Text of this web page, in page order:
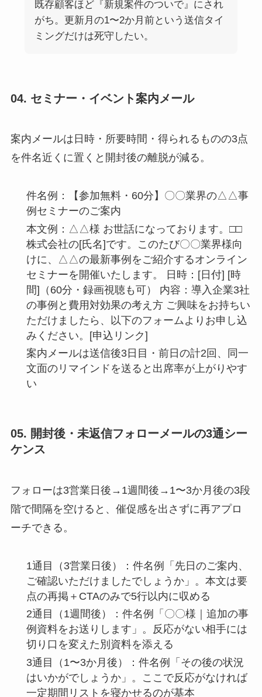
既存顧客ほど『新規案件のついで』にされ
がち。更新月の1〜2か月前という送信タイ
ミングだけは死守したい。
04. セミナー・イベント案内メール
案内メールは日時・所要時間・得られるものの3点
を件名近くに置くと開封後の離脱が減る。
件名例：【参加無料・60分】〇〇業界の△△事
例セミナーのご案内
本文例：△△様 お世話になっております。□□
株式会社の[氏名]です。このたび〇〇業界様向
けに、△△の最新事例をご紹介するオンライン
セミナーを開催いたします。 日時：[日付] [時
間]（60分・録画視聴も可） 内容：導入企業3社
の事例と費用対効果の考え方 ご興味をお持ちい
ただけましたら、以下のフォームよりお申し込
みください。[申込リンク]
案内メールは送信後3日目・前日の計2回、同一
文面のリマインドを送ると出席率が上がりやす
い
05. 開封後・未返信フォローメールの3通シー
ケンス
フォローは3営業日後→1週間後→1〜3か月後の3段
階で間隔を空けると、催促感を出さずに再アプロ
ーチできる。
1通目（3営業日後）：件名例「先日のご案内、
ご確認いただけましたでしょうか」。本文は要
点の再掲＋CTAのみで5行以内に収める
2通目（1週間後）：件名例「〇〇様｜追加の事
例資料をお送りします」。反応がない相手には
切り口を変えた別資料を添える
3通目（1〜3か月後）：件名例「その後の状況
はいかがでしょうか」。ここで反応がなければ
一定期間リストを寝かせるのが基本